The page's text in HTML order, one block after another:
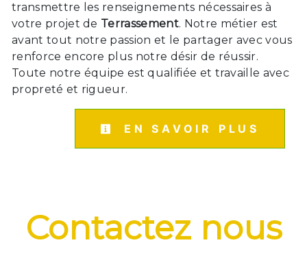
transmettre les renseignements nécessaires à
votre projet de Terrassement. Notre métier est
avant tout notre passion et le partager avec vous
renforce encore plus notre désir de réussir.
Toute notre équipe est qualifiée et travaille avec
propreté et rigueur.
EN SAVOIR PLUS
Contactez nous